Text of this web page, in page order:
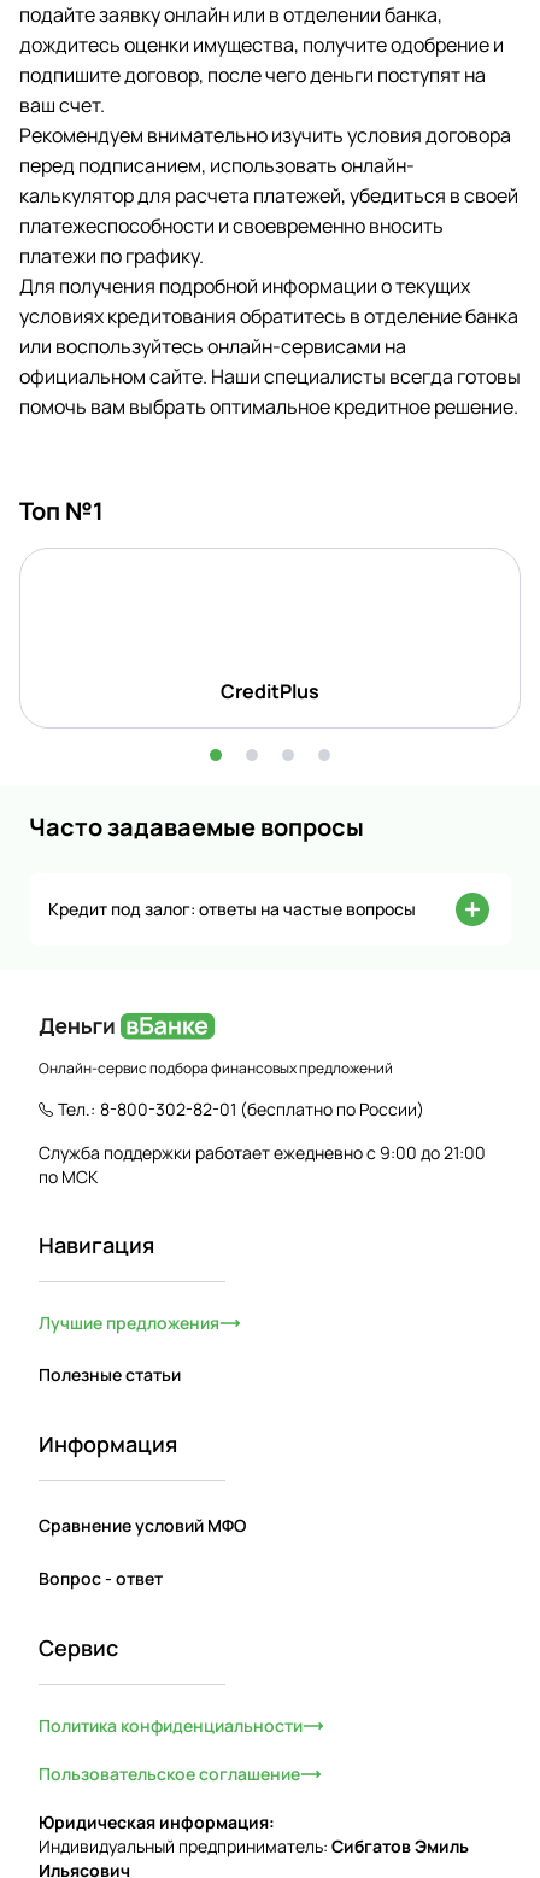
подайте заявку онлайн или в отделении банка,
дождитесь оценки имущества, получите одобрение и
подпишите договор, после чего деньги поступят на
ваш счет.
Рекомендуем внимательно изучить условия договора
перед подписанием, использовать онлайн-
калькулятор для расчета платежей, убедиться в своей
платежеспособности и своевременно вносить
платежи по графику.
Для получения подробной информации о текущих
условиях кредитования обратитесь в отделение банка
или воспользуйтесь онлайн-сервисами на
официальном сайте. Наши специалисты всегда готовы
помочь вам выбрать оптимальное кредитное решение.
Топ №1
CreditPlus
Часто задаваемые вопросы
Кредит под залог: ответы на частые вопросы
Онлайн-сервис подбора финансовых предложений
Тел.: 8-800-302-82-01 (бесплатно по России)
Служба поддержки работает ежедневно с 9:00 до 21:00
по МСК
Навигация
Лучшие предложения
Полезные статьи
Информация
Сравнение условий МФО
Вопрос - ответ
Сервис
Политика конфиденциальности
Пользовательское соглашение
Юридическая информация:
Индивидуальный предприниматель: Сибгатов Эмиль
Ильясович